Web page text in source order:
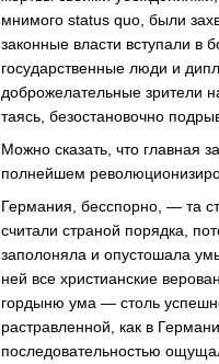
мнимого status quo, были
законные власти вступали в
государственные люди и
доброжелательные зрители
таясь, безостановочно
Можно сказать, что главная
полнейшем
Германия, бесспорно, — та
считали страной порядка,
заполоняла и опустошала
ней все христианские
гордыню ума — столь
растравленной, как в
последовательностью